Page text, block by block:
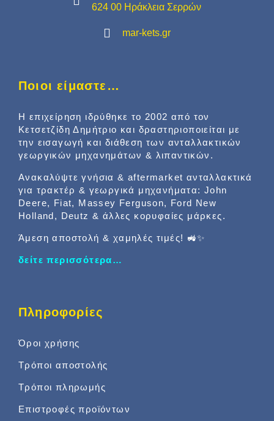
624 00 Ηράκλεια Σερρών
mar-kets.gr
Ποιοι είμαστε…
Η επιχείρηση ιδρύθηκε το 2002 από τον
Κετσετζίδη Δημήτριο και δραστηριοποιείται με
την εισαγωγή και διάθεση των ανταλλακτικών
γεωργικών μηχανημάτων & λιπαντικών.
Ανακαλύψτε γνήσια & aftermarket ανταλλακτικά
για τρακτέρ & γεωργικά μηχανήματα: John
Deere, Fiat, Massey Ferguson, Ford New
Holland, Deutz & άλλες κορυφαίες μάρκες.
Άμεση αποστολή & χαμηλές τιμές! 🚜✨
δείτε περισσότερα…
Πληροφορίες
Όροι χρήσης
Τρόποι αποστολής
Τρόποι πληρωμής
Επιστροφές προϊόντων